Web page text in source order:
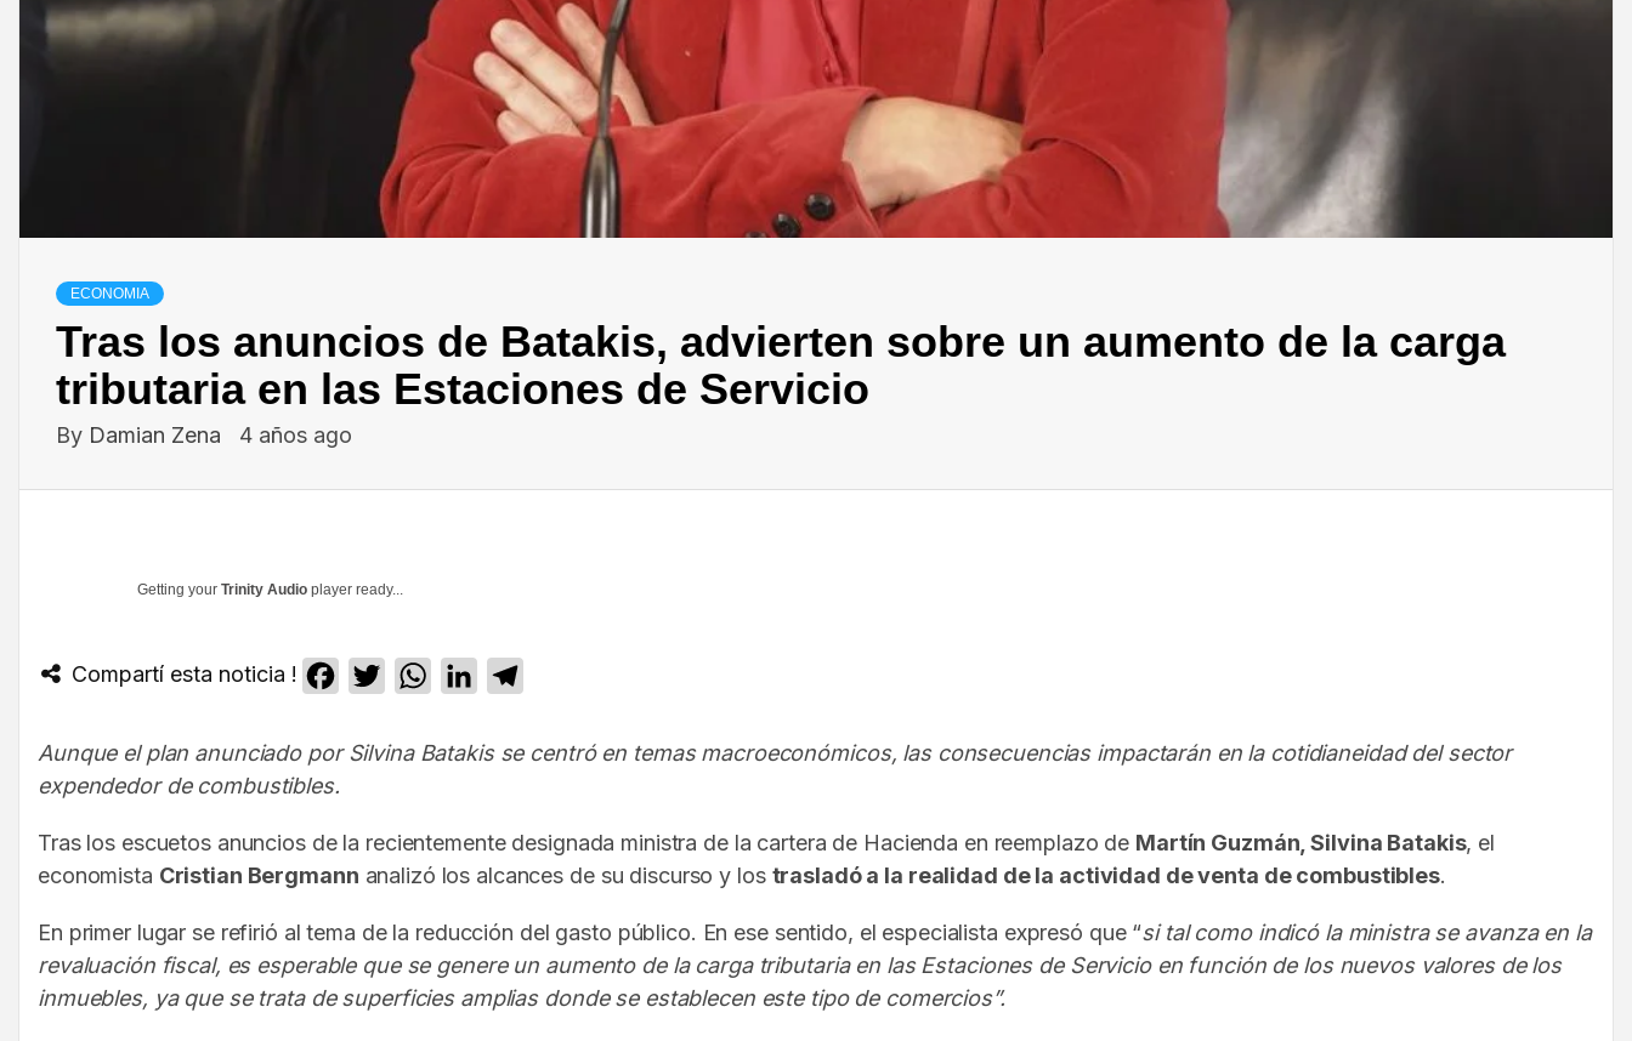
ECONOMIA
Tras los anuncios de Batakis, advierten sobre un aumento de la carga
tributaria en las Estaciones de Servicio
By Damian Zena 4 años ago
Getting your Trinity Audio player ready...
Compartí esta noticia ! Facebook
TwitterWhatsApp
LinkedIn
Aunque el plan anunciado por Silvina Batakis se centró en temas macroeconómicos, las consecuencias impactarán en la cotidianeidad del sector
expendedor de combustibles.
Tras los escuetos anuncios de la recientemente designada ministra de la cartera de Hacienda en reemplazo de Martín Guzmán, Silvina Batakis, el
economista Cristian Bergmann analizó los alcances de su discurso y los trasladó a la realidad de la actividad de venta de combustibles.
En primer lugar se refirió al tema de la reducción del gasto público. En ese sentido, el especialista expresó que “si tal como indicó la ministra se avanza en la
revaluación fiscal, es esperable que se genere un aumento de la carga tributaria en las Estaciones de Servicio en función de los nuevos valores de los
inmuebles, ya que se trata de superficies amplias donde se establecen este tipo de comercios”.